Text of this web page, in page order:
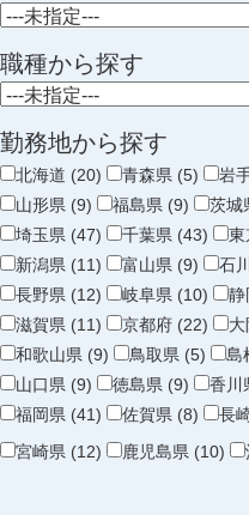
職種から探す
勤務地から探す
北海道 (20) 青森県 (5) 岩
山形県 (9)
福島県 (9) 茨城
埼玉県 (47)
千葉県 (43) 東
新潟県 (11)
富山県 (9) 石
長野県 (12)
岐阜県 (10) 静
滋賀県 (11)
京都府 (22)
和歌山県 (9)
鳥取県 (5) 島
山口県 (9)
徳島県 (9) 香川
福岡県 (41)
佐賀県 (8) 長
宮崎県 (12)
鹿児島県 (10)